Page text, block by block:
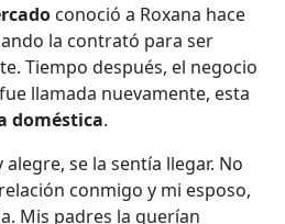
conoció a Roxana hace
la contrató para ser
Tiempo después, el negocio
llamada nuevamente, esta
doméstica.
se la sentía llegar. No
conmigo y mi esposo,
Mis padres la querían